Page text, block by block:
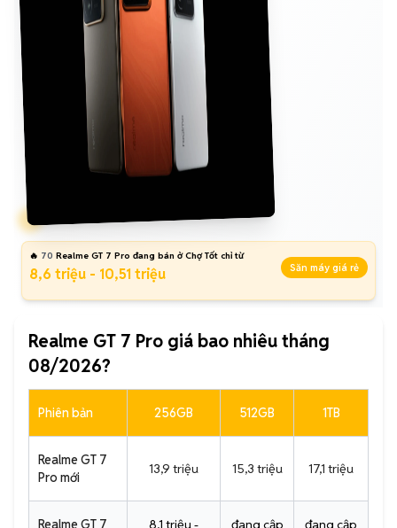
🔥 70 Realme GT 7 Pro đang bán ở Chợ Tốt chỉ từ
8,6 triệu - 10,51 triệu Săn máy giá rẻ
Realme GT 7 Pro giá bao nhiêu tháng
08/2026?
Phiên bản 256GB 512GB 1TB
Realme GT 7
Pro mới
13,9 triệu 15,3 triệu 17,1 triệu
Realme GT 7
8,1 triệu -
đang cập
đang cập